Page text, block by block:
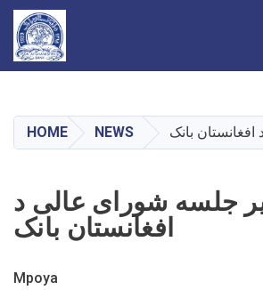
main
content
HOME NEWS بانک
جلسه شورای عالی د
افغانستان بانک
Mpoya